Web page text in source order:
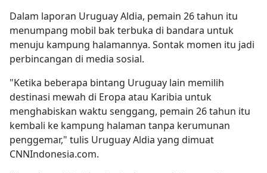
Dalam laporan Uruguay Aldia, pemain 26 tahun itu
menumpang mobil bak terbuka di bandara untuk
menuju kampung halamannya. Sontak momen itu jadi
perbincangan di media sosial.
"Ketika beberapa bintang Uruguay lain memilih
destinasi mewah di Eropa atau Karibia untuk
menghabiskan waktu senggang, pemain 26 tahun itu
kembali ke kampung halaman tanpa kerumunan
penggemar," tulis Uruguay Aldia yang dimuat
CNNIndonesia.com.